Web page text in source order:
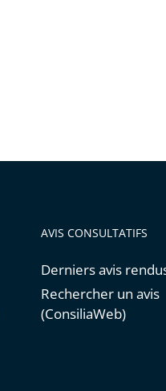
AVIS CONSULTATIFS
Derniers avis
Rechercher un avis
(ConsiliaWeb)